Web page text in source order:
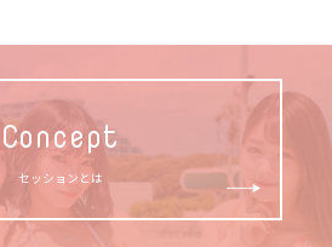
Concept
セッションとは